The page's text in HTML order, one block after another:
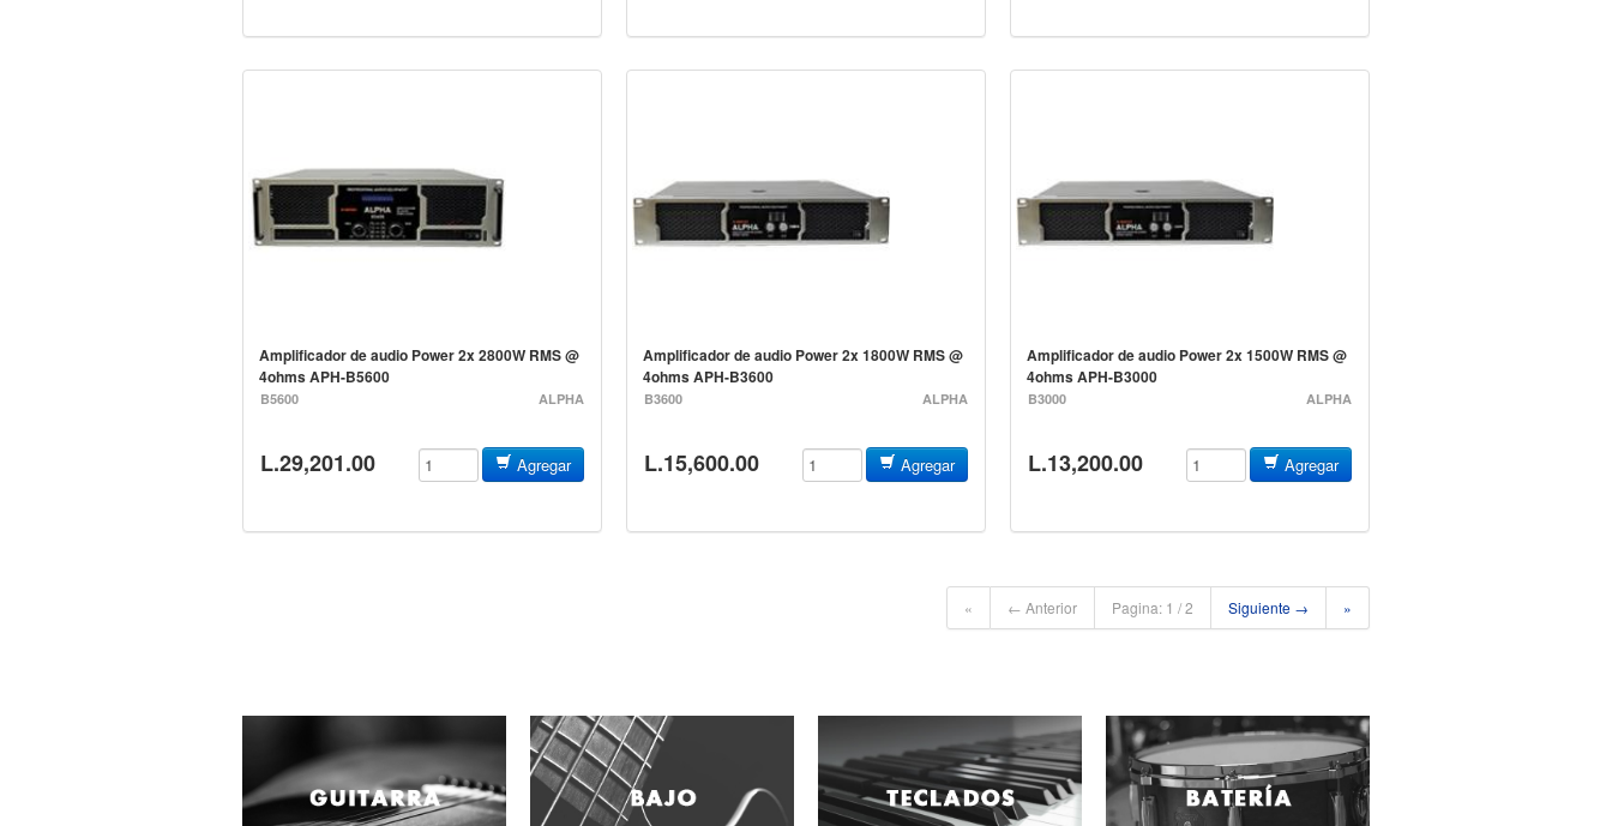
Amplificador de audio Power 2x 2800W RMS @
4ohms APH-B5600
B5600 ALPHA
L.29,201.00 Agregar
Amplificador de audio Power 2x 1800W RMS @
4ohms APH-B3600
B3600 ALPHA
L.15,600.00 Agregar
Amplificador de audio Power 2x 1500W RMS @
4ohms APH-B3000
B3000 ALPHA
L.13,200.00 Agregar
« ← Anterior Pagina: 1 / 2 Siguiente → »